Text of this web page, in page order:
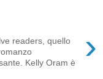
›
quello
Kelly Oram è